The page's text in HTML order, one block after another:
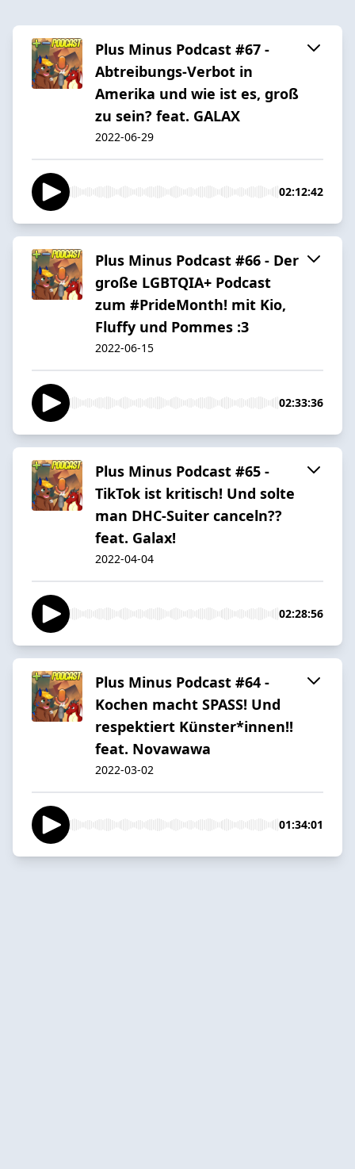
Plus Minus Podcast #67 -
Abtreibungs-Verbot in
Amerika und wie ist es, groß
zu sein? feat. GALAX
2022-06-29
02:12:42
Plus Minus Podcast #66 - Der
große LGBTQIA+ Podcast
zum #PrideMonth! mit Kio,
Fluffy und Pommes :3
2022-06-15
02:33:36
Plus Minus Podcast #65 -
TikTok ist kritisch! Und solte
man DHC-Suiter canceln??
feat. Galax!
2022-04-04
02:28:56
Plus Minus Podcast #64 -
Kochen macht SPASS! Und
respektiert Künster*innen!!
feat. Novawawa
2022-03-02
01:34:01